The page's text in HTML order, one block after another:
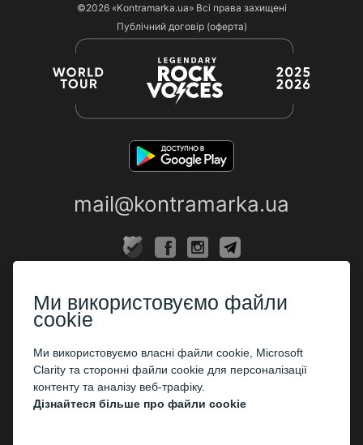
©2026 «Kontramarka.ua»Всі права захищені
Публічний договір (оферта)
mail@kontramarka.ua
Каси
ПАРТНЕРАМ
Організаторам
Корпоративним клієнтам
Ми використовуємо файли
cookie
Ми використовуємо власні файли cookie, Microsoft
Clarity та сторонні файли cookie для персоналізації
контенту та аналізу веб-трафіку.
Дізнайтеся більше про файли cookie